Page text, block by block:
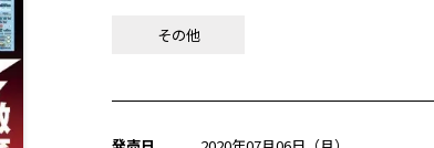
その他